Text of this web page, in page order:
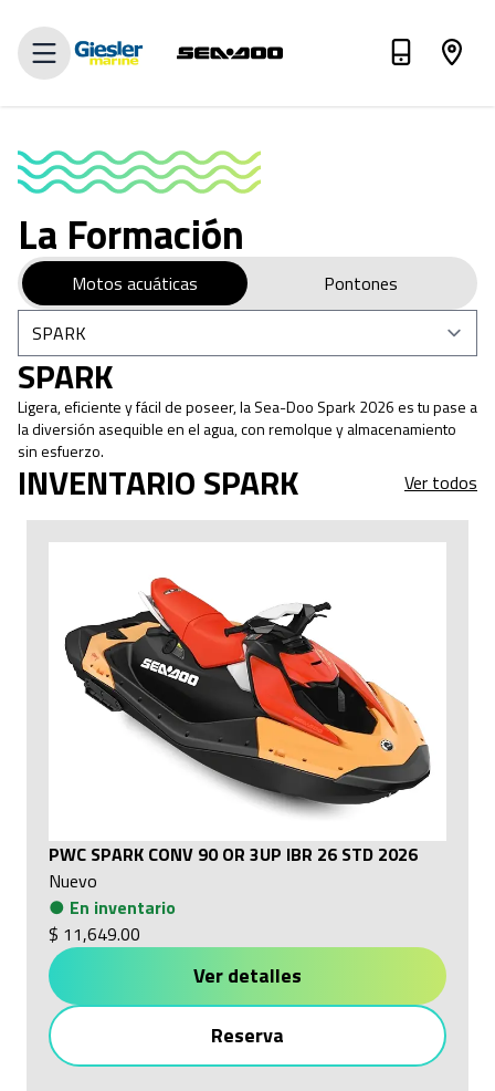
Value my trade-in
La Formación
Motos acuáticas Pontones
SPARK
Ligera, eficiente y fácil de poseer, la Sea-Doo Spark 2026 es tu pase a
la diversión asequible en el agua, con remolque y almacenamiento
sin esfuerzo.
INVENTARIO SPARK Ver todos
PWC SPARK CONV 90 OR 3UP IBR 26 STD 2026
Nuevo
● En inventario
$ 11,649.00
Ver detalles
Reserva